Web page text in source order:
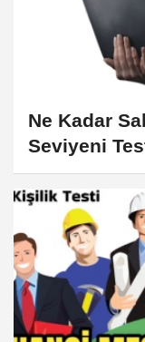
Ne Kadar
Seviyeni